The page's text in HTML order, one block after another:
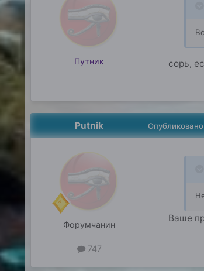
Путник сорь,
Putnik
Форумчанин
747
Ваше